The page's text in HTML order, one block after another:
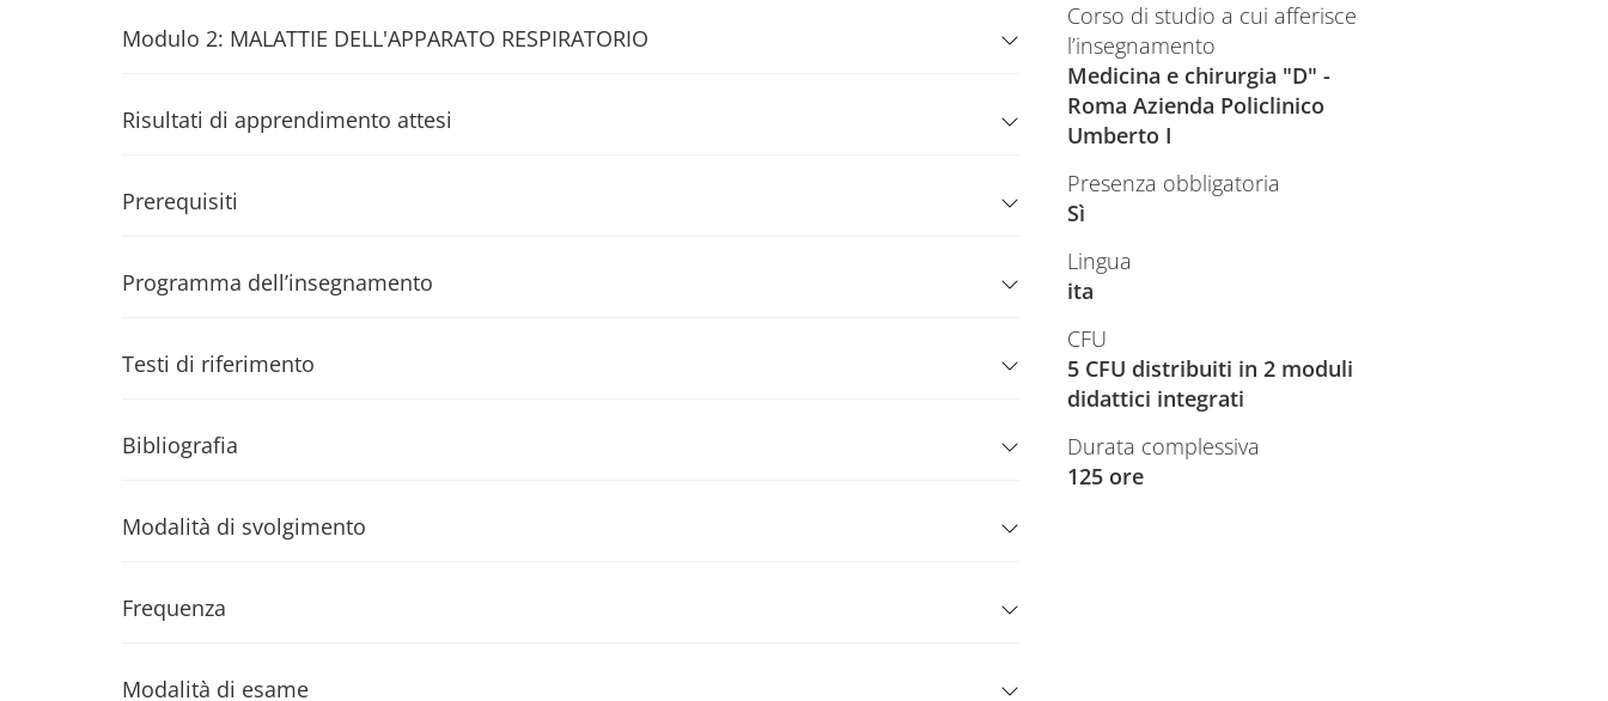
Modulo 2: MALATTIE DELL'APPARATO RESPIRATORIO
Risultati di apprendimento attesi
Prerequisiti
Programma dell’insegnamento
Testi di riferimento
Bibliografia
Modalità di svolgimento
Frequenza
Modalità di esame
Corso di studio a cui afferisce
l’insegnamento
Medicina e chirurgia "D" -
Roma Azienda Policlinico
Umberto I
Presenza obbligatoria
Sì
Lingua
ita
CFU
5 CFU distribuiti in 2 moduli
didattici integrati
Durata complessiva
125 ore